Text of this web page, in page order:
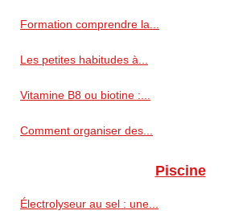
Formation comprendre la...
Les petites habitudes à...
Vitamine B8 ou biotine :...
Comment organiser des...
Piscine
Électrolyseur au sel : une...